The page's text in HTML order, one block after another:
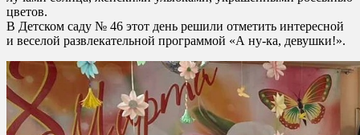
цветов.
В Детском саду № 46 этот день решили отметить интересной
и веселой развлекательной программой «А ну-ка, девушки!».